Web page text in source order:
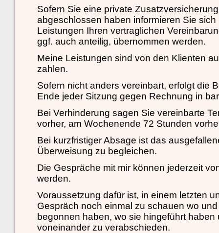
Sofern Sie eine private
abgeschlossen haben informieren Sie sich
Leistungen Ihren vertraglichen
ggf. auch anteilig, übernommen werden.
Meine Leistungen sind von den Klienten
zahlen.
Sofern nicht anders vereinbart, erfolgt die
Ende jeder Sitzung gegen Rechnung in
Bei Verhinderung sagen Sie vereinbarte
vorher, am Wochenende 72 Stunden
Bei kurzfristiger Absage ist das
Überweisung zu begleichen.
Die Gespräche mit mir können jederzeit
werden.
Voraussetzung dafür ist, in einem letzten
Gespräch noch einmal zu schauen wo
begonnen haben, wo sie hingeführt
voneinander zu verabschieden.